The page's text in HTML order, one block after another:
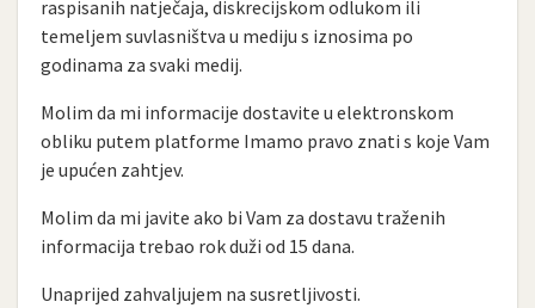
raspisanih natječaja, diskrecijskom odlukom ili
temeljem suvlasništva u mediju s iznosima po
godinama za svaki medij.
Molim da mi informacije dostavite u elektronskom
obliku putem platforme Imamo pravo znati s koje Vam
je upućen zahtjev.
Molim da mi javite ako bi Vam za dostavu traženih
informacija trebao rok duži od 15 dana.
Unaprijed zahvaljujem na susretljivosti.